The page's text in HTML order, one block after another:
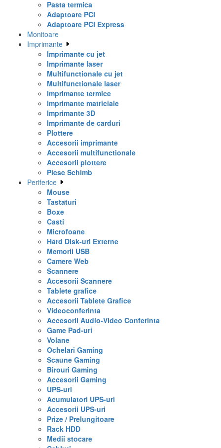
Pasta termica
Adaptoare PCI
Adaptoare PCI Express
Monitoare
Imprimante
Imprimante cu jet
Imprimante laser
Multifunctionale cu jet
Multifunctionale laser
Imprimante termice
Imprimante matriciale
Imprimante 3D
Imprimante de carduri
Plottere
Accesorii imprimante
Accesorii multifunctionale
Accesorii plottere
Piese Schimb
Periferice
Mouse
Tastaturi
Boxe
Casti
Microfoane
Hard Disk-uri Externe
Memorii USB
Camere Web
Scannere
Accesorii Scannere
Tablete grafice
Accesorii Tablete Grafice
Videoconferinta
Accesorii Audio-Video Conferinta
Game Pad-uri
Volane
Ochelari Gaming
Scaune Gaming
Birouri Gaming
Accesorii Gaming
UPS-uri
Acumulatori UPS-uri
Accesorii UPS-uri
Prize / Prelungitoare
Rack HDD
Medii stocare